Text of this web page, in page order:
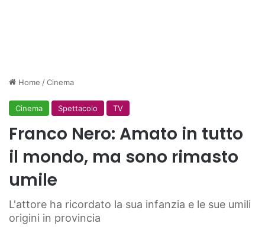
Home /Cinema
Cinema Spettacolo TV
Franco Nero: Amato in tutto
il mondo, ma sono rimasto
umile
L'attore ha ricordato la sua infanzia e le sue umili
origini in provincia